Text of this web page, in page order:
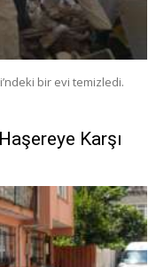
bir evi temizledi.
Karşı